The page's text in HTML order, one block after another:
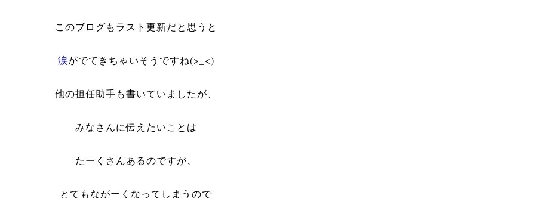
このブログもラスト更新だと思うと
涙がでてきちゃいそうですね(>_<)
他の担任助手も書いていましたが、
みなさんに伝えたいことは
たーくさんあるのですが、
とてもながーくなってしまうので